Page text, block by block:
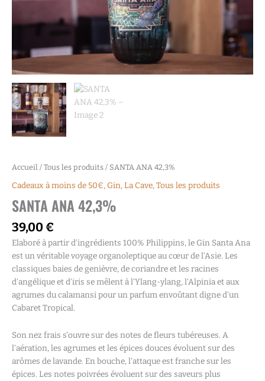
Accueil / Tous les produits / SANTA ANA 42,3%
Cadeaux à moins de 50€,Gin,La Cave,Tous les produits
SANTA ANA 42,3%
39,00 €
Elaboré à partir d’ingrédients 100% Philippins, le Gin Santa Ana
est un véritable voyage organoleptique au cœur de l’Asie. Les
classiques baies de genièvre, de coriandre et les racines
d’angélique et d’iris se mêlent à l’Ylang-ylang, l’Alpinia et aux
agrumes du calamansi pour un parfum envoûtant digne d’un
Cabaret Tropical.
Son nez frais s’ouvre sur des notes de fleurs tubéreuses. A
l’aération, les agrumes et les épices douces évoluent sur des
arômes de lavande. En bouche, l’attaque est franche sur les
épices. Les notes poivrées évoluent sur des saveurs plus